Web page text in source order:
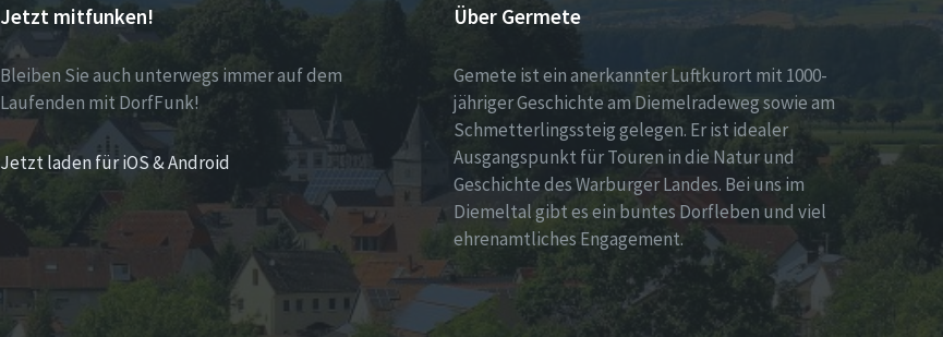
Jetzt mitfunken!
Bleiben Sie auch unterwegs immer auf dem
Laufenden mit DorfFunk!
Jetzt laden für iOS & Android
Über Germete
Gemete ist ein anerkannter Luftkurort mit 1000-
jähriger Geschichte am Diemelradeweg sowie am
Schmetterlingssteig gelegen. Er ist idealer
Ausgangspunkt für Touren in die Natur und
Geschichte des Warburger Landes. Bei uns im
Diemeltal gibt es ein buntes Dorfleben und viel
ehrenamtliches Engagement.